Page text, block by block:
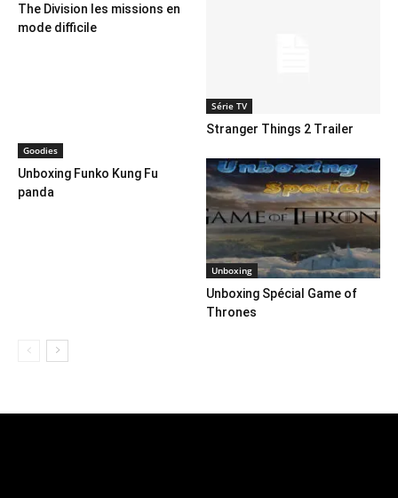
The Division les missions en
mode difficile
Série TV
Stranger Things 2 Trailer
Goodies
Unboxing Funko Kung Fu
panda
Unboxing
Unboxing Spécial Game of
Thrones